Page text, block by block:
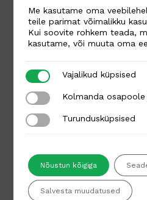
PSD2 standarditele.
Ingliskeelne tugi—
nõustamine.
Kuidas
Täidaliitumisvorm
veebilehel.
Me kasutame oma
teile parimat võimalikku
Kui soovite rohkem teada,
kasutame, või muuta oma
Vajalikud küpsised
Vajalikud küpsised
Kolmanda osapoole
Kolmanda osapoole
Turundusküpsised
Turundusküpsised
Nõustun kõigiga
Salvesta muudatused